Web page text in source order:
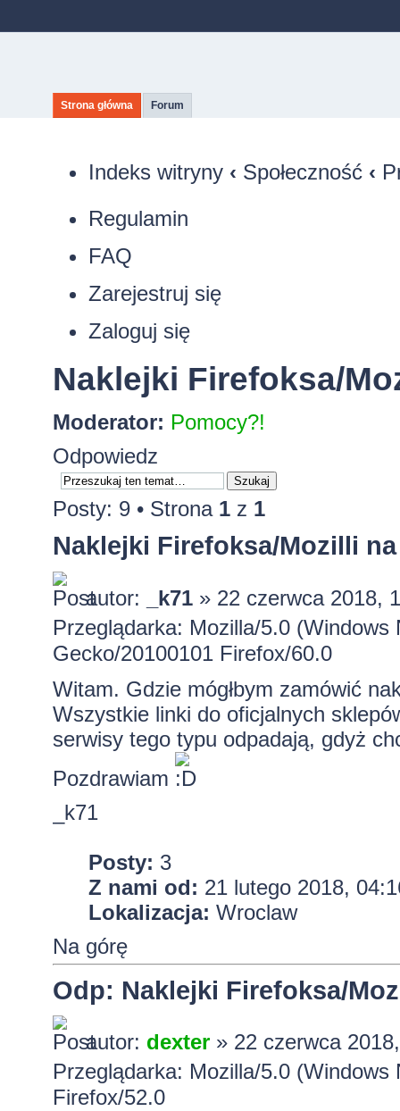
Strona główna Forum
Indeks witryny ‹ Społeczność ‹
Regulamin
FAQ
Zarejestruj się
Zaloguj się
Naklejki Firefoksa/
Moderator: Pomocy?!
Odpowiedz
Posty: 9 • Strona 1z 1
Naklejki Firefoksa/Mozilli
autor: _k71» 22 czerwca 2018,
Przeglądarka: Mozilla/5.0
Gecko/20100101 Firefox/60.0
Witam. Gdzie mógłbym zamówić
Wszystkie linki do oficjalnych
serwisy tego typu odpadają, gdyż
Pozdrawiam
_k71
Posty: 3
Z nami od: 21 lutego 2018,
Lokalizacja: Wroclaw
Na górę
Odp: Naklejki Firefoksa/
autor: dexter» 22 czerwca
Przeglądarka: Mozilla/5.0
Firefox/52.0